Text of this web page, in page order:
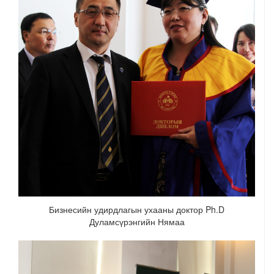
Бизнесийн удирдлагын ухааны доктор Ph.D
Дуламсүрэнгийн Нямаа